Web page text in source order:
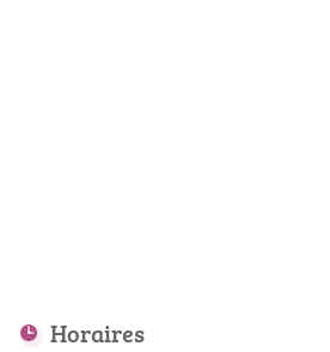
Horaires